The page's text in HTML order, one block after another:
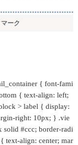
ーク
{ font-fami
{ text-align: left;
> label { display:
right: 10px; } .vie
#ccc; border-radi
text-align: center; mar